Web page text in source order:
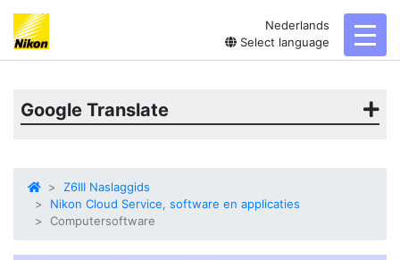
Nederlands
Select language
Google Translate
Z6III Naslaggids
Nikon Cloud Service, software en applicaties
Computersoftware